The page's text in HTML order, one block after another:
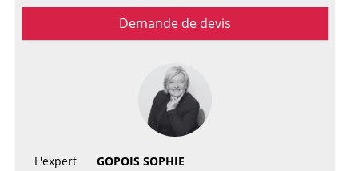
Demande de devis
L'expert
GOPOIS SOPHIE